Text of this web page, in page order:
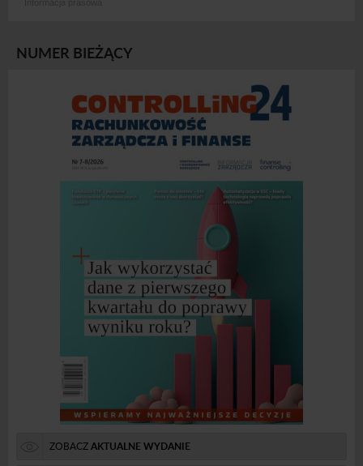
NUMER BIEŻĄCY
ZOBACZAKTUALNE WYDANIE